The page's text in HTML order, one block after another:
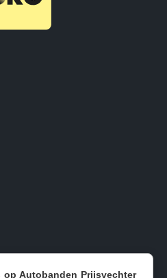
op Autobanden Prijsvechter